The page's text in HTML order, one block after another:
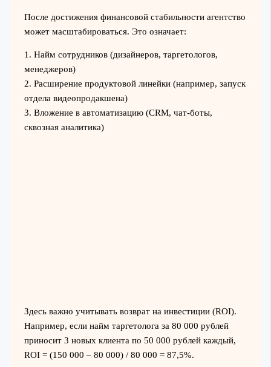
После достижения финансовой стабильности агентство
может масштабироваться. Это означает:
1. Найм сотрудников (дизайнеров, таргетологов,
менеджеров)
2. Расширение продуктовой линейки (например, запуск
отдела видеопродакшена)
3. Вложение в автоматизацию (CRM, чат-боты,
сквозная аналитика)
Здесь важно учитывать возврат на инвестиции (ROI).
Например, если найм таргетолога за 80 000 рублей
приносит 3 новых клиента по 50 000 рублей каждый,
ROI = (150 000 – 80 000) / 80 000 = 87,5%.